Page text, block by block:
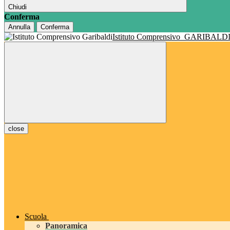
Chiudi
Conferma
Annulla Conferma
Istituto Comprensivo GARIBALDI
close
Scuola
Panoramica